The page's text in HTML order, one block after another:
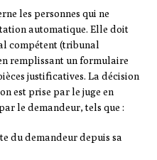
les personnes qui ne
automatique. Elle doit
compétent (tribunal
remplissant un formulaire
justificatives. La décision
est prise par le juge en
le demandeur, tels que :
du demandeur depuis sa